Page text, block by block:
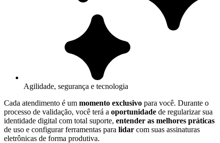
Agilidade, segurança e tecnologia
Cada atendimento é um momento exclusivo para você. Durante o
processo de validação, você terá a oportunidade de regularizar sua
identidade digital com total suporte, entender as melhores práticas
de uso e configurar ferramentas para lidar com suas assinaturas
eletrônicas de forma produtiva.